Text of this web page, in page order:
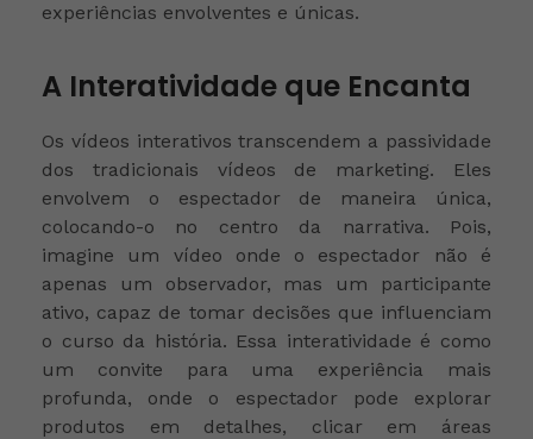
experiências envolventes e únicas.
A Interatividade que Encanta
Os vídeos interativos transcendem a passividade
dos tradicionais vídeos de marketing. Eles
envolvem o espectador de maneira única,
colocando-o no centro da narrativa. Pois,
imagine um vídeo onde o espectador não é
apenas um observador, mas um participante
ativo, capaz de tomar decisões que influenciam
o curso da história. Essa interatividade é como
um convite para uma experiência mais
profunda, onde o espectador pode explorar
produtos em detalhes, clicar em áreas